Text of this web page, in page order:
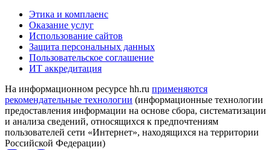
Этика и комплаенс
Оказание услуг
Использование сайтов
Защита персональных данных
Пользовательское соглашение
ИТ аккредитация
На информационном ресурсе hh.ru применяются
рекомендательные технологии (информационные технологии
предоставления информации на основе сбора, систематизации
и анализа сведений, относящихся к предпочтениям
пользователей сети «Интернет», находящихся на территории
Российской Федерации)